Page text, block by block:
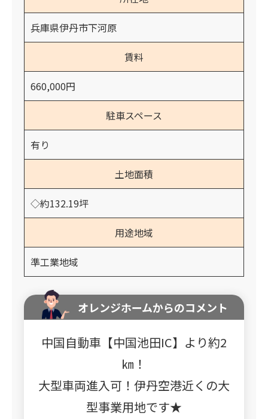
兵庫県伊丹市下河原
賃料
660,000円
駐車スペース
有り
土地面積
◇約132.19坪
用途地域
準工業地域
オレンジホームからのコメント
中国自動車【中国池田IC】より約2
㎞！
大型車両進入可！伊丹空港近くの大
型事業用地です★